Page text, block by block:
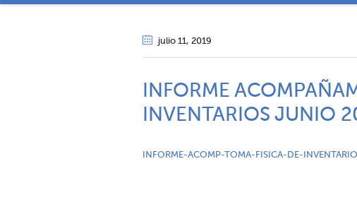
julio 11, 2019
INFORME
INVENTARIOS JUNIO
INFORME-ACOMP-TOMA-FISICA-DE-